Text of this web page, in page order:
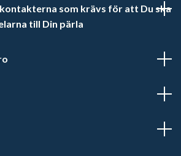
som krävs för att Du ska
till Din pärla